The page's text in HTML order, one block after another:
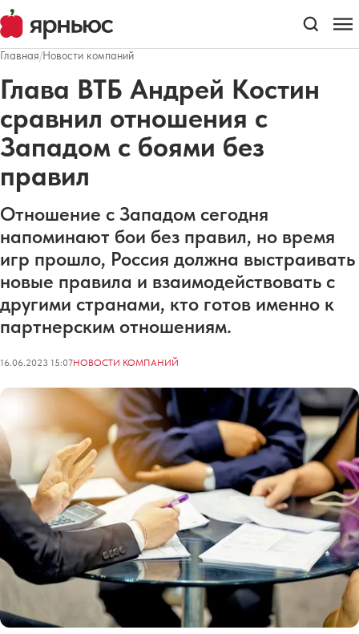
Главная/Новости компаний
Глава ВТБ Андрей Костин
сравнил отношения с
Западом с боями без
правил
Отношение с Западом сегодня
напоминают бои без правил, но время
игр прошло, Россия должна выстраивать
новые правила и взаимодействовать с
другими странами, кто готов именно к
партнерским отношениям.
16.06.2023 15:07НОВОСТИ КОМПАНИЙ